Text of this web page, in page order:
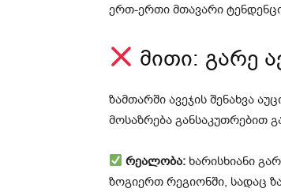
ერთ-ერთი მთავარი
მითი: გარე
ზამთარში ავეჯის შენახვა
მოსაზრება განსაკუთრებით
რეალობა: ხარისხიანი
ზოგიერთ რეგიონში, სადაც